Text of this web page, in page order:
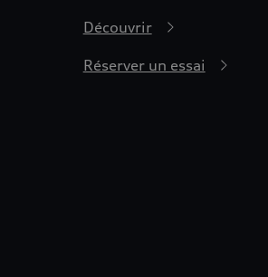
Découvrir
Réserver un essai